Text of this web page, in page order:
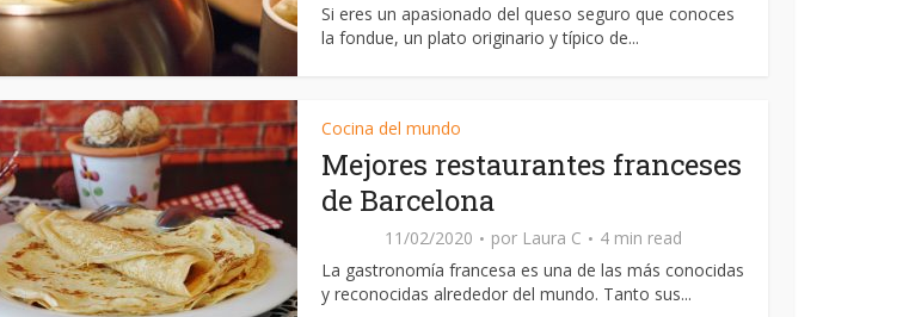
Si eres un apasionado del queso seguro que conoces
la fondue, un plato originario y típico de...
Cocina del mundo
Mejores restaurantes franceses
de Barcelona
11/02/2020 por Laura C
4 min read
La gastronomía francesa es una de las más conocidas
y reconocidas alrededor del mundo. Tanto sus...